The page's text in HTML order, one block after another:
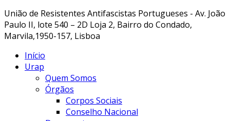
União de Resistentes Antifascistas Portugueses - Av. João
Paulo II, lote 540 – 2D Loja 2, Bairro do Condado,
Marvila,1950-157, Lisboa
Início
Urap
Quem Somos
Órgãos
Corpos Sociais
Conselho Nacional